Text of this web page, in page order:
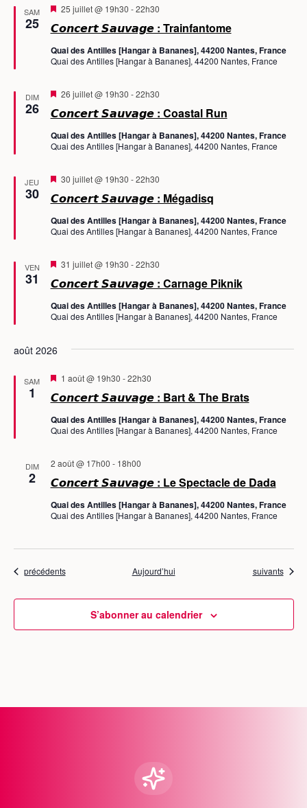
n
SAM
25 𝘾𝙤𝙣𝙘𝙚𝙧𝙩 𝙎𝙖𝙪𝙫𝙖𝙜𝙚 : Trainfantome
M
s
n
a
n
25 juillet @ 19h30 -22h30
Quai des Antilles [Hangar à Bananes], 44200 Nantes, France
Quai des Antilles [Hangar à Bananes], 44200 Nantes, France
DIM
26 𝘾𝙤𝙣𝙘𝙚𝙧𝙩 𝙎𝙖𝙪𝙫𝙖𝙜𝙚 : Coastal Run
M
s
n
a
n
26 juillet @ 19h30 -22h30
Quai des Antilles [Hangar à Bananes], 44200 Nantes, France
Quai des Antilles [Hangar à Bananes], 44200 Nantes, France
JEU
30 𝘾𝙤𝙣𝙘𝙚𝙧𝙩 𝙎𝙖𝙪𝙫𝙖𝙜𝙚 : Mégadisq
M
s
n
a
n
30 juillet @ 19h30 -22h30
Quai des Antilles [Hangar à Bananes], 44200 Nantes, France
Quai des Antilles [Hangar à Bananes], 44200 Nantes, France
VEN
31 𝘾𝙤𝙣𝙘𝙚𝙧𝙩 𝙎𝙖𝙪𝙫𝙖𝙜𝙚 : Carnage Piknik
M
s
n
a
31 juillet @ 19h30 -22h30
Quai des Antilles [Hangar à Bananes], 44200 Nantes, France
Quai des Antilles [Hangar à Bananes], 44200 Nantes, France
août 2026
SAM
1 𝘾𝙤𝙣𝙘𝙚𝙧𝙩 𝙎𝙖𝙪𝙫𝙖𝙜𝙚 : Bart & The Brats
M
s
n
a
n
1 août @ 19h30 -22h30
Quai des Antilles [Hangar à Bananes], 44200 Nantes, France
Quai des Antilles [Hangar à Bananes], 44200 Nantes, France
DIM
2 𝘾𝙤𝙣𝙘𝙚𝙧𝙩 𝙎𝙖𝙪𝙫𝙖𝙜𝙚 : Le Spectacle de Dada
2 août @ 17h00 - 18h00
Quai des Antilles [Hangar à Bananes], 44200 Nantes, France
Quai des Antilles [Hangar à Bananes], 44200 Nantes, France
Évènements
précédents Aujourd’hui Évènements
suivants
S’abonner au calendrier